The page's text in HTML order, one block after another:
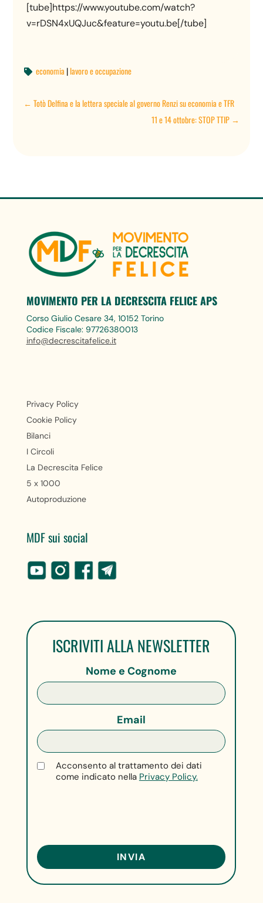
[tube]https://www.youtube.com/watch?
v=rDSN4xUQJuc&feature=youtu.be[/tube]
 economia|lavoro e occupazione
←Totò Delfina e la lettera speciale al governo Renzi su economia e TFR
11 e 14 ottobre: STOP TTIP→
MOVIMENTO PER LA DECRESCITA FELICE APS
Corso Giulio Cesare 34, 10152 Torino
Codice Fiscale: 97726380013
info@decrescitafelice.it
Privacy Policy
Cookie Policy
Bilanci
I Circoli
La Decrescita Felice
5 x 1000
Autoproduzione
MDF sui social
ISCRIVITI ALLA NEWSLETTER
Nome e Cognome
Email
Acconsento al trattamento dei dati
come indicato nella Privacy Policy.